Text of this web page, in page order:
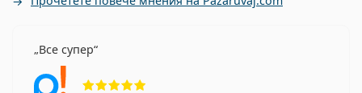
Все супер